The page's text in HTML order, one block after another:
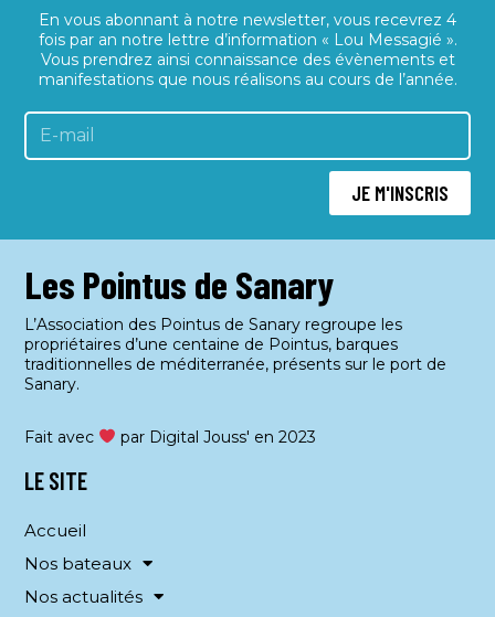
En vous abonnant à notre newsletter, vous recevrez 4
fois par an notre lettre d’information « Lou Messagié ».
Vous prendrez ainsi connaissance des évènements et
manifestations que nous réalisons au cours de l’année.
JE M'INSCRIS
Les Pointus de Sanary
L’Association des Pointus de Sanary regroupe les
propriétaires d’une centaine de Pointus, barques
traditionnelles de méditerranée, présents sur le port de
Sanary.
Fait avec par Digital Jouss' en 2023
LE SITE
Accueil
Nos bateaux
Nos actualités